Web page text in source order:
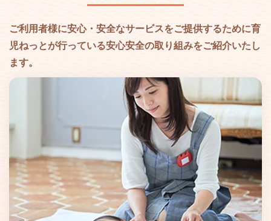
ご利用者様に安心・安全なサービスをご提供するために育
児ねっとが行っている安心安全の取り組みをご紹介いたし
ます。